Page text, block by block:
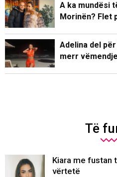
A ka mundësi
Morinën? Flet
Adelina del
merr
Të
Kiara me fustan
vërtetë